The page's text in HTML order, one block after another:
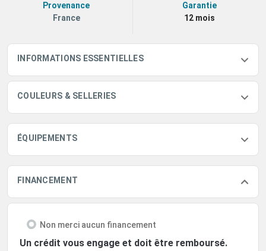
Provenance
France
Garantie
12 mois
INFORMATIONS ESSENTIELLES
COULEURS & SELLERIES
ÉQUIPEMENTS
FINANCEMENT
Non merci aucun financement
Un crédit vous engage et doit être remboursé.